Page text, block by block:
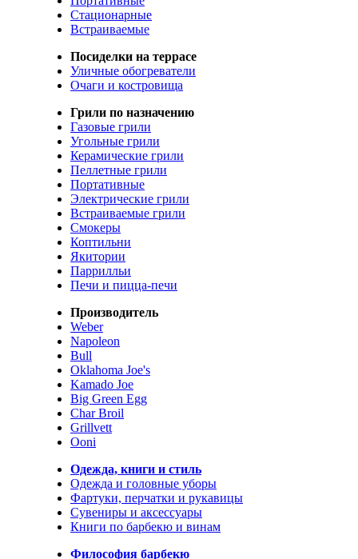
Стационарные
Встраиваемые
Посиделки на террасе
Уличные обогреватели
Очаги и костровища
Грили по назначению
Газовые грили
Угольные грили
Керамические грили
Пеллетные грили
Портативные
Электрические грили
Встраиваемые грили
Смокеры
Коптильни
Якитории
Паррилльи
Печи и пицца-печи
Производитель
Weber
Napoleon
Bull
Oklahoma Joe's
Kamado Joe
Big Green Egg
Char Broil
Grillvett
Ooni
Одежда, книги и стиль
Одежда и головные уборы
Фартуки, перчатки и рукавицы
Сувениры и аксессуары
Книги по барбекю и винам
Философия барбекю